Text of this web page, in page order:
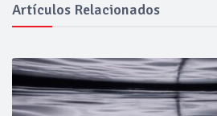
Artículos Relacionados